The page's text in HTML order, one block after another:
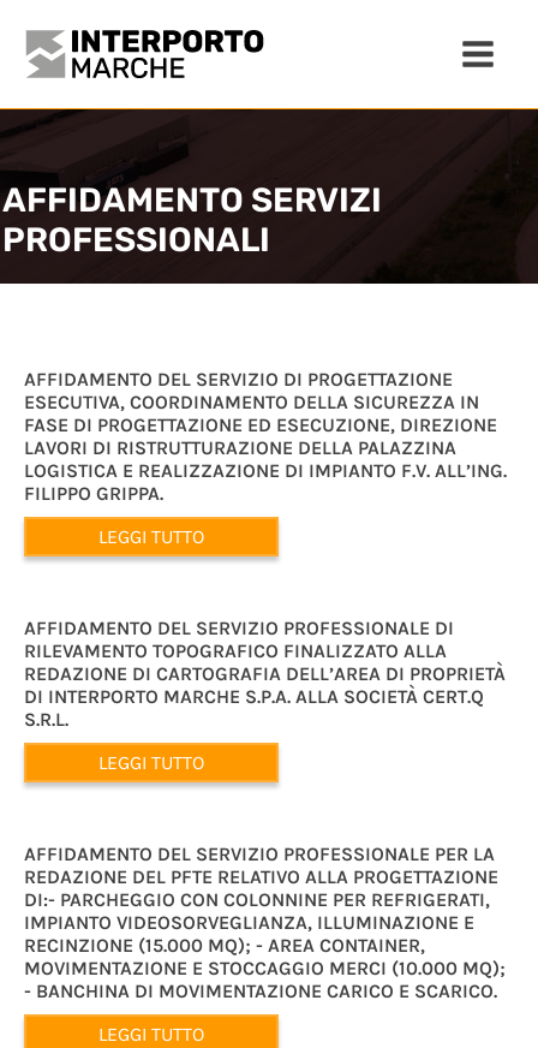
AFFIDAMENTO SERVIZI
PROFESSIONALI
AFFIDAMENTO DEL SERVIZIO DI PROGETTAZIONE
ESECUTIVA, COORDINAMENTO DELLA SICUREZZA IN
FASE DI PROGETTAZIONE ED ESECUZIONE, DIREZIONE
LAVORI DI RISTRUTTURAZIONE DELLA PALAZZINA
LOGISTICA E REALIZZAZIONE DI IMPIANTO F.V. ALL’ING.
FILIPPO GRIPPA.
LEGGI TUTTO
AFFIDAMENTO DEL SERVIZIO PROFESSIONALE DI
RILEVAMENTO TOPOGRAFICO FINALIZZATO ALLA
REDAZIONE DI CARTOGRAFIA DELL’AREA DI PROPRIETÀ
DI INTERPORTO MARCHE S.P.A. ALLA SOCIETÀ CERT.Q
S.R.L.
LEGGI TUTTO
AFFIDAMENTO DEL SERVIZIO PROFESSIONALE PER LA
REDAZIONE DEL PFTE RELATIVO ALLA PROGETTAZIONE
DI:- PARCHEGGIO CON COLONNINE PER REFRIGERATI,
IMPIANTO VIDEOSORVEGLIANZA, ILLUMINAZIONE E
RECINZIONE (15.000 MQ); - AREA CONTAINER,
MOVIMENTAZIONE E STOCCAGGIO MERCI (10.000 MQ);
- BANCHINA DI MOVIMENTAZIONE CARICO E SCARICO.
LEGGI TUTTO